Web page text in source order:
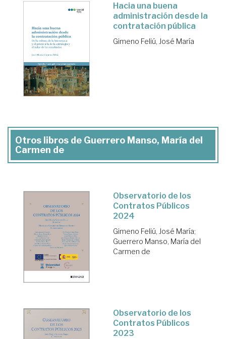
Hacia una buena
administración desde la
contratación pública
Gimeno Feliú, José María
Otros libros de Guerrero Manso, María del
Carmen de
Observatorio de los
Contratos Públicos
2024
Gimeno Feliú, José María;
Guerrero Manso, María del
Carmen de
Observatorio de los
Contratos Públicos
2023